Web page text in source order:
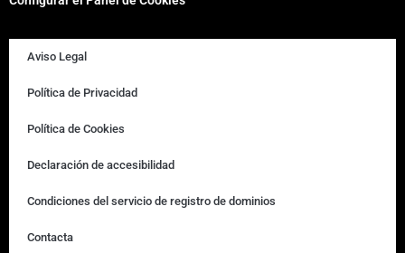
Aviso Legal
Política de Privacidad
Política de Cookies
Declaración de accesibilidad
Condiciones del servicio de registro de dominios
Contacta